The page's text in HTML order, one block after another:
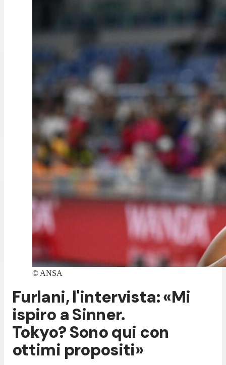
© ANSA
Furlani, l'intervista: «Mi
ispiro a Sinner.
Tokyo? Sono qui con
ottimi propositi»